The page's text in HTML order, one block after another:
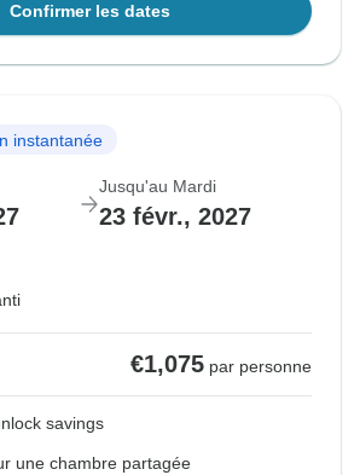
Confirmer les dates
instantanée
Jusqu'au Mardi
23 févr., 2027
€1,075 par personne
savings
une chambre partagée